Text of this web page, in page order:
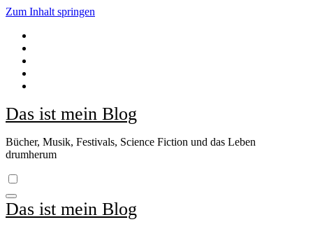
Zum Inhalt springen
Das ist mein Blog
Bücher, Musik, Festivals, Science Fiction und das Leben
drumherum
Das ist mein Blog